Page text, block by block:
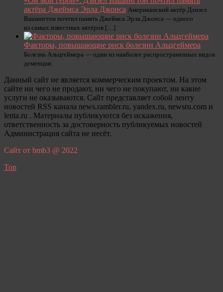
актёра Джеймса Эрла Джонса Американский актёр Дэнзел
Вашингтон почтил память Джеймса Эрла Джонса — одного
из самых известных актёров […]
Факторы, повышающие риск болезни Альцгеймера
Болезнь Альцгеймера — один из наиболее распространенных видов
деменции.
Данный сайт не является коммерческим проектом. На этом
сайте ни чего не продают, ни чего не покупают, ни какие
услуги не оказываются. Сайт представляет собой ленту
новостей RSS канала news.rambler.ru, yandex.ru, newsru.com и
lenta.ru . Материалы публикуются без искажения,
ответственность за достоверность публикуемых новостей
Администрация сайта не несёт.
Сайт от bmb3 @ 2022
Top